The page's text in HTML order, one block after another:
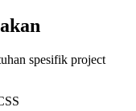
spesifik project